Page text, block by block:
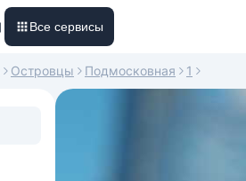
Все сервисы
Островцы Подмосковная 1